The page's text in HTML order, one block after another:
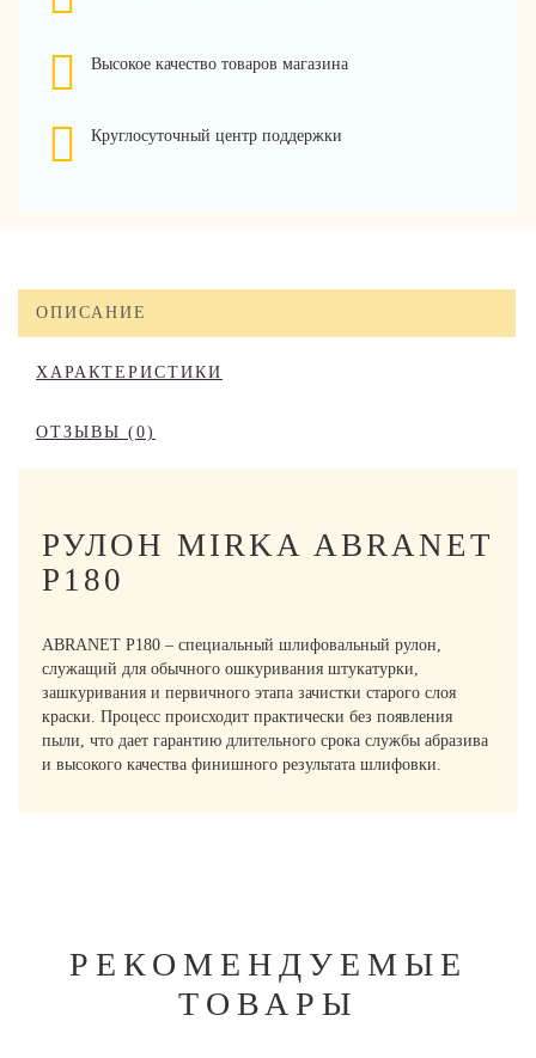
Высокое качество товаров магазина
Круглосуточный центр поддержки
ОПИСАНИЕ
ХАРАКТЕРИСТИКИ
ОТЗЫВЫ (0)
РУЛОН MIRKA ABRANET
P180
ABRANET P180 – специальный шлифовальный рулон,
служащий для обычного ошкуривания штукатурки,
зашкуривания и первичного этапа зачистки старого слоя
краски. Процесс происходит практически без появления
пыли, что дает гарантию длительного срока службы абразива
и высокого качества финишного результата шлифовки.
РЕКОМЕНДУЕМЫЕ
ТОВАРЫ